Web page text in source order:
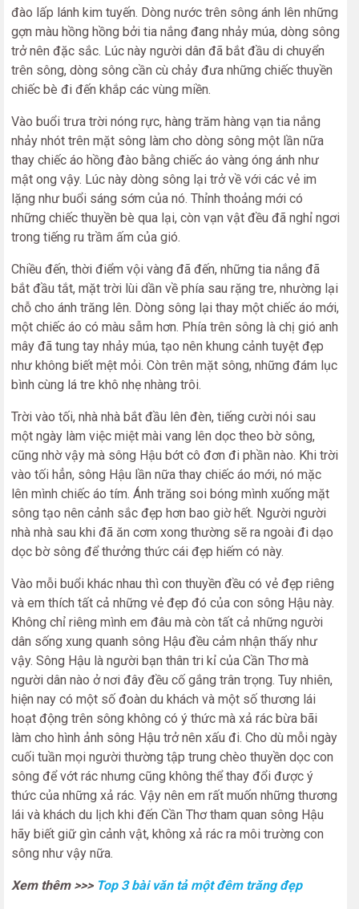
đào lấp lánh kim tuyến. Dòng nước trên sông ánh lên những
gợn màu hồng hồng bởi tia nắng đang nhảy múa, dòng sông
trở nên đặc sắc. Lúc này người dân đã bắt đầu di chuyển
trên sông, dòng sông cần cù chảy đưa những chiếc thuyền
chiếc bè đi đến khắp các vùng miền.
Vào buổi trưa trời nóng rực, hàng trăm hàng vạn tia nắng
nhảy nhót trên mặt sông làm cho dòng sông một lần nữa
thay chiếc áo hồng đào bằng chiếc áo vàng óng ánh như
mật ong vậy. Lúc này dòng sông lại trở về với các vẻ im
lặng như buổi sáng sớm của nó. Thỉnh thoảng mới có
những chiếc thuyền bè qua lại, còn vạn vật đều đã nghỉ ngơi
trong tiếng ru trầm ấm của gió.
Chiều đến, thời điểm vội vàng đã đến, những tia nắng đã
bắt đầu tắt, mặt trời lùi dần về phía sau rặng tre, nhường lại
chỗ cho ánh trăng lên. Dòng sông lại thay một chiếc áo mới,
một chiếc áo có màu sẫm hơn. Phía trên sông là chị gió anh
mây đã tung tay nhảy múa, tạo nên khung cảnh tuyệt đẹp
như không biết mệt mỏi. Còn trên mặt sông, những đám lục
bình cùng lá tre khô nhẹ nhàng trôi.
Trời vào tối, nhà nhà bắt đầu lên đèn, tiếng cười nói sau
một ngày làm việc miệt mài vang lên dọc theo bờ sông,
cũng nhờ vậy mà sông Hậu bớt cô đơn đi phần nào. Khi trời
vào tối hẳn, sông Hậu lần nữa thay chiếc áo mới, nó mặc
lên mình chiếc áo tím. Ánh trăng soi bóng mình xuống mặt
sông tạo nên cảnh sắc đẹp hơn bao giờ hết. Người người
nhà nhà sau khi đã ăn cơm xong thường sẽ ra ngoài đi dạo
dọc bờ sông để thưởng thức cái đẹp hiếm có này.
Vào mỗi buổi khác nhau thì con thuyền đều có vẻ đẹp riêng
và em thích tất cả những vẻ đẹp đó của con sông Hậu này.
Không chỉ riêng mình em đâu mà còn tất cả những người
dân sống xung quanh sông Hậu đều cảm nhận thấy như
vậy. Sông Hậu là người bạn thân tri kỉ của Cần Thơ mà
người dân nào ở nơi đây đều cố gắng trân trọng. Tuy nhiên,
hiện nay có một số đoàn du khách và một số thương lái
hoạt động trên sông không có ý thức mà xả rác bừa bãi
làm cho hình ảnh sông Hậu trở nên xấu đi. Cho dù mỗi ngày
cuối tuần mọi người thường tập trung chèo thuyền dọc con
sông để vớt rác nhưng cũng không thể thay đổi được ý
thức của những xả rác. Vậy nên em rất muốn những thương
lái và khách du lịch khi đến Cần Thơ tham quan sông Hậu
hãy biết giữ gìn cảnh vật, không xả rác ra môi trường con
sông như vậy nữa.
Xem thêm >>> Top 3 bài văn tả một đêm trăng đẹp